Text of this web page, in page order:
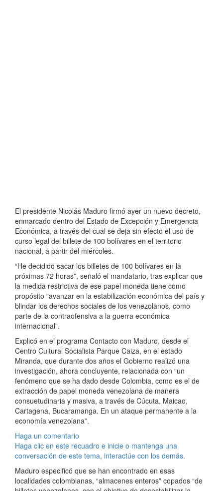
El presidente Nicolás Maduro firmó ayer un nuevo decreto,
enmarcado dentro del Estado de Excepción y Emergencia
Económica, a través del cual se deja sin efecto el uso de
curso legal del billete de 100 bolívares en el territorio
nacional, a partir del miércoles.
“He decidido sacar los billetes de 100 bolívares en la
próximas 72 horas”, señaló el mandatario, tras explicar que
la medida restrictiva de ese papel moneda tiene como
propósito “avanzar en la estabilización económica del país y
blindar los derechos sociales de los venezolanos, como
parte de la contraofensiva a la guerra económica
internacional”.
Explicó en el programa Contacto con Maduro, desde el
Centro Cultural Socialista Parque Caiza, en el estado
Miranda, que durante dos años el Gobierno realizó una
investigación, ahora concluyente, relacionada con “un
fenómeno que se ha dado desde Colombia, como es el de
extracción de papel moneda venezolana de manera
consuetudinaria y masiva, a través de Cúcuta, Maicao,
Cartagena, Bucaramanga. En un ataque permanente a la
economía venezolana”.
Haga un comentario
Haga clic en este recuadro e inicie o mantenga una
conversación de este tema, interactúe con los demás.
Maduro especificó que se han encontrado en esas
localidades colombianas, “almacenes enteros” copados “de